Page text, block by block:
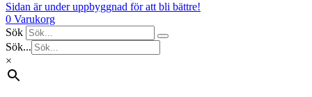
Sidan är under uppbyggnad för att bli bättre!
0 Varukorg
Sök
Sök...
×